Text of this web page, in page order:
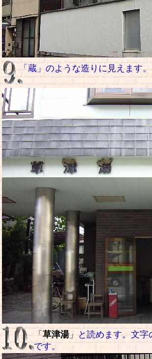
「蔵」のような造りに見えます。
「 草津湯」 と読めます。文
です。